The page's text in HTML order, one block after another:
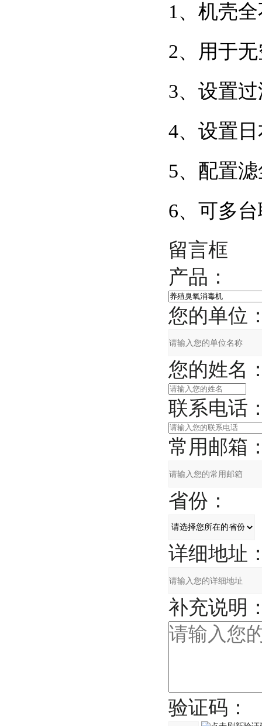
1、机壳
2、用
3、设置
4、设
5、配
6、可多
留言框
产品：
您的单位
您的姓名
联系电话
常用邮箱
省份：
详细地址
补充说明
验证码：